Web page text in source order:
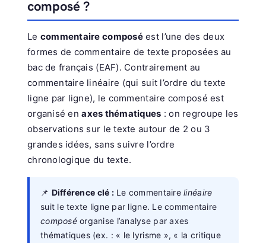
composé ?
Le commentaire composéest l’une des deux
formes de commentaire de texte proposées au
bac de français (EAF). Contrairement au
commentaire linéaire (qui suit l’ordre du texte
ligne par ligne), le commentaire composé est
organisé enaxes thématiques : on regroupe les
observations sur le texte autour de 2 ou 3
grandes idées, sans suivre l’ordre
chronologique du texte.
📌 Différence clé :Le commentairelinéaire
suit le texte ligne par ligne. Le commentaire
composéorganise l’analyse par axes
thématiques (ex. : « le lyrisme », « la critique